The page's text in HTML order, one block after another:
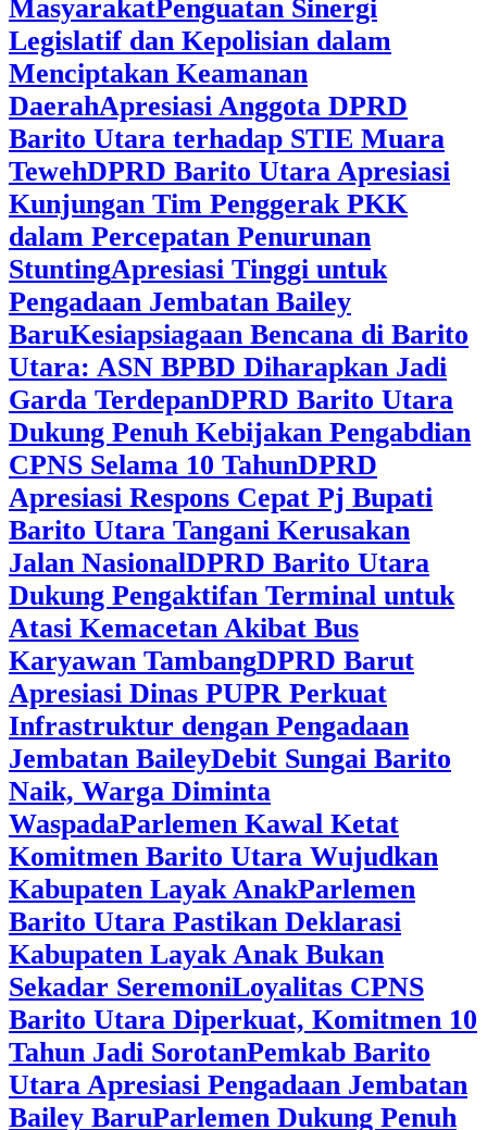
MasyarakatPenguatan Sinergi
Legislatif dan Kepolisian dalam
Menciptakan Keamanan
DaerahApresiasi Anggota DPRD
Barito Utara terhadap STIE Muara
TewehDPRD Barito Utara Apresiasi
Kunjungan Tim Penggerak PKK
dalam Percepatan Penurunan
StuntingApresiasi Tinggi untuk
Pengadaan Jembatan Bailey
BaruKesiapsiagaan Bencana di Barito
Utara: ASN BPBD Diharapkan Jadi
Garda TerdepanDPRD Barito Utara
Dukung Penuh Kebijakan Pengabdian
CPNS Selama 10 TahunDPRD
Apresiasi Respons Cepat Pj Bupati
Barito Utara Tangani Kerusakan
Jalan NasionalDPRD Barito Utara
Dukung Pengaktifan Terminal untuk
Atasi Kemacetan Akibat Bus
Karyawan TambangDPRD Barut
Apresiasi Dinas PUPR Perkuat
Infrastruktur dengan Pengadaan
Jembatan BaileyDebit Sungai Barito
Naik, Warga Diminta
WaspadaParlemen Kawal Ketat
Komitmen Barito Utara Wujudkan
Kabupaten Layak AnakParlemen
Barito Utara Pastikan Deklarasi
Kabupaten Layak Anak Bukan
Sekadar SeremoniLoyalitas CPNS
Barito Utara Diperkuat, Komitmen 10
Tahun Jadi SorotanPemkab Barito
Utara Apresiasi Pengadaan Jembatan
Bailey BaruParlemen Dukung Penuh